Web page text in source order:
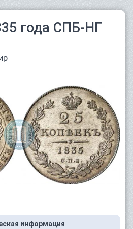
года СПБ-НГ
информация